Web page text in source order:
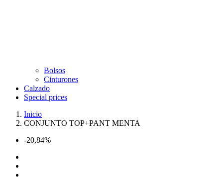
Bolsos
Cinturones
Calzado
Special prices
Inicio
CONJUNTO TOP+PANT MENTA
-20,84%